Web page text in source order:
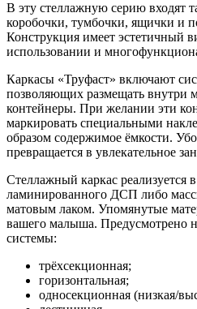
В эту стеллажную серию входят
коробочки, тумбочки, ящички и
Конструкция имеет эстетичный
использовании и
Каркасы «Труфаст» включают
позволяющих размещать внутри
контейнеры. При желании эти
маркировать специальными
образом содержимое ёмкости.
превращается в увлекательное
Стеллажный каркас реализуется
ламинированного ДСП либо
матовым лаком. Упомянутые
вашего малыша. Предусмотрено
системы:
трёхсекционная;
горизонтальная;
односекционная (низкая/